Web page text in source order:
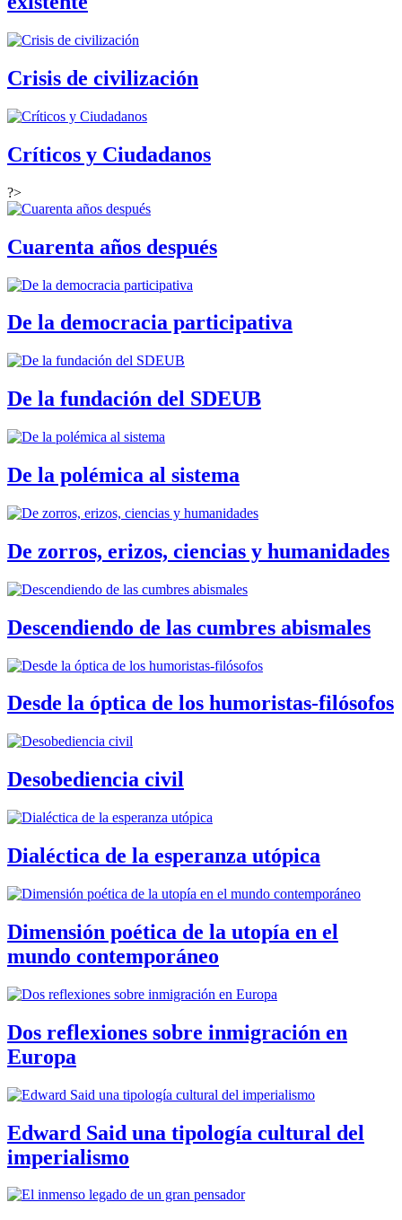
Crisis de civilización
Críticos y Ciudadanos
?>
Cuarenta años después
De la democracia participativa
De la fundación del SDEUB
De la polémica al sistema
De zorros, erizos, ciencias y humanidades
Descendiendo de las cumbres abismales
Desde la óptica de los humoristas-filósofos
Desobediencia civil
Dialéctica de la esperanza utópica
Dimensión poética de la utopía en el
mundo contemporáneo
Dos reflexiones sobre inmigración en
Europa
Edward Said una tipología cultural del
imperialismo